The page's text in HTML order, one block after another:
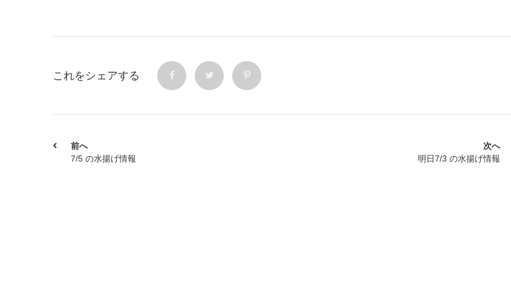
これをシェアする
前へ
7/5 の水揚げ情報
次へ
明日7/3 の水揚げ情報